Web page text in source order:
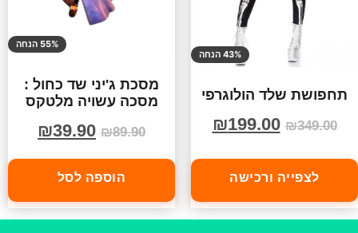
43% הנחה
תחפושת שלד הולוגרפי
₪349.00
₪199.00
לצפייה ורכישה
55% הנחה
מסכת ג'יני שד כחול :
מסכה עשויה מלטקס
₪89.90
₪39.90
הוספה לסל